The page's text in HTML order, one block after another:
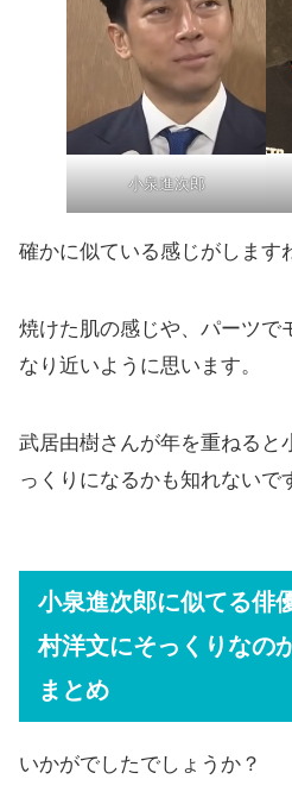
小泉進次郎
確かに似ている感じがします
焼けた肌の感じや、パーツで
なり近いように思います。
武居由樹さんが年を重ねると
っくりになるかも知れないで
小泉進次郎に似てる俳
村洋文にそっくりなの
まとめ
いかがでしたでしょうか？